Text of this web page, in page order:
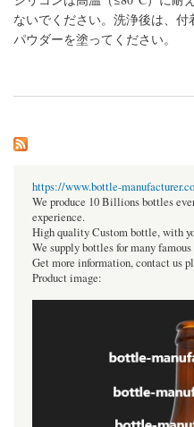
ないでください。洗浄後は、
パウダーを塗ってください。
https://www.bottle-
We produce 10 Billions bottles
experience.
High quality Custom bottle, with
We supply bottles for many
Get more information, contact us
Product image: